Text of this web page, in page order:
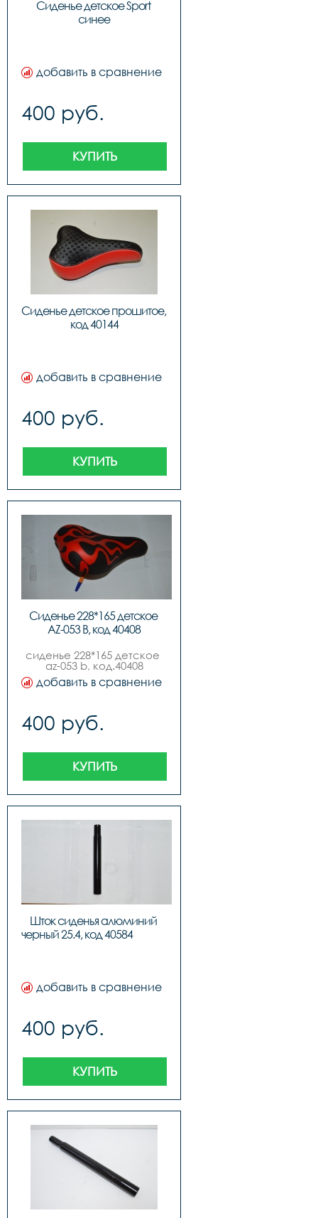
Сиденье детское Sport
синее
добавить в сравнение
400 руб.
КУПИТЬ
Сиденье детское прошитое,
код 40144
добавить в сравнение
400 руб.
КУПИТЬ
Сиденье 228*165 детское
AZ-053 B, код 40408
сиденье 228*165 детское
az-053 b, код.40408
добавить в сравнение
400 руб.
КУПИТЬ
Шток сиденья алюминий
добавить в сравнение
400 руб.
КУПИТЬ